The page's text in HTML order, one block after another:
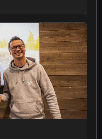
der Verein
Ländern in